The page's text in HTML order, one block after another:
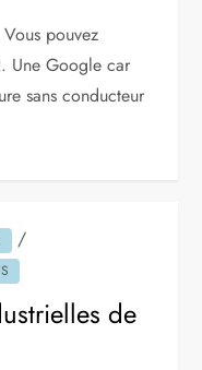
pouvez
Une Google car
sans conducteur
/
de